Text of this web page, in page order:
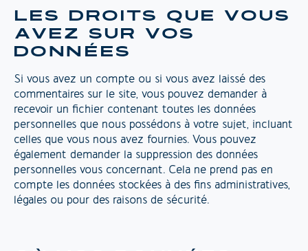
LES DROITS QUE VOUS
AVEZ SUR VOS
DONNÉES
Si vous avez un compte ou si vous avez laissé des
commentaires sur le site, vous pouvez demander à
recevoir un fichier contenant toutes les données
personnelles que nous possédons à votre sujet, incluant
celles que vous nous avez fournies. Vous pouvez
également demander la suppression des données
personnelles vous concernant. Cela ne prend pas en
compte les données stockées à des fins administratives,
légales ou pour des raisons de sécurité.